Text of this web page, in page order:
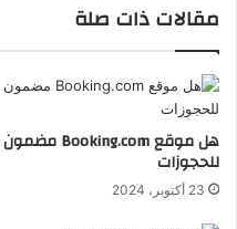
مقالات ذات صلة
هل موقع Booking.com مضمون
للحجوزات
23 أكتوبر، 2024